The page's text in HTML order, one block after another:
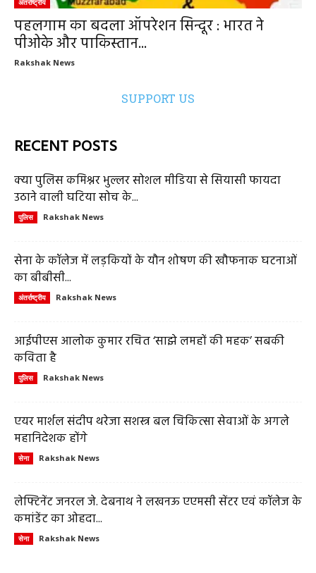
अंतर्राष्ट्रीय
पहलगाम का बदला ऑपरेशन सिन्दूर : भारत ने
पीओके और पाकिस्तान...
Rakshak News
SUPPORT US
RECENT POSTS
क्या पुलिस कमिश्नर भुल्लर सोशल मीडिया से सियासी फायदा
उठाने वाली घटिया सोच के...
पुलिस Rakshak News
सेना के कॉलेज में लड़कियों के यौन शोषण की खौफनाक घटनाओं
का बीबीसी...
अंतर्राष्ट्रीय Rakshak News
आईपीएस आलोक कुमार रचित ‘साझे लमहों की महक’ सबकी
कविता है
पुलिस Rakshak News
एयर मार्शल संदीप थरेजा सशस्त्र बल चिकित्सा सेवाओं के अगले
महानिदेशक होंगे
सेना Rakshak News
लेफ्टिनेंट जनरल जे. देबनाथ ने लखनऊ एएमसी सेंटर एवं कॉलेज के
कमांडेंट का ओहदा...
सेना Rakshak News